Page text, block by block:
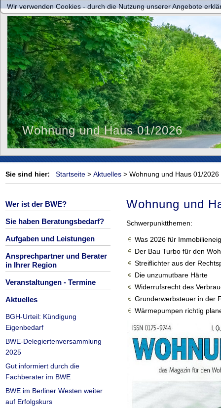
Wohnung und Haus 01/2026
Sie sind hier: Startseite > Aktuelles > Wohnung und Haus 01/2026
Wer ist der BWE?
Sie haben Beratungsbedarf?
Aufgaben und Leistungen
Ansprechpartner und Berater
in Ihrer Region
Veranstaltungen - Termine
Aktuelles
BGH-Urteil: Kündigung
Eigenbedarf
BWE-Delegiertenversammlung
2025
Gut informiert durch die
Fachberater im BWE
BWE im Berliner Westen weiter
auf Erfolgskurs
Wohnung und
Schwerpunktthemen:
Was 2026 für
Der Bau Turbo für den
Streiflichter aus der
Die unzumutbare Härte
Widerrufsrecht des
Grunderwerbsteuer in der
Wärmepumpen richtig
Wir verwenden Cookies - durch die Nutzung unserer Angebote